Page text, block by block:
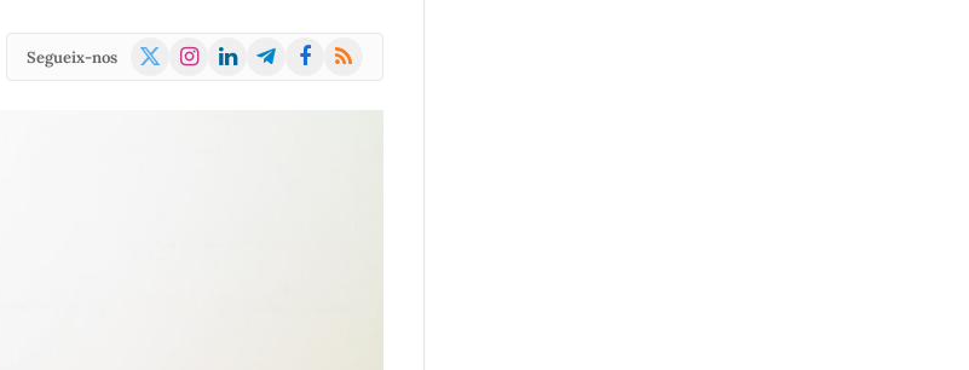
Segueix-nos
X
Instagram
LinkedInTelegramFacebook
RSS